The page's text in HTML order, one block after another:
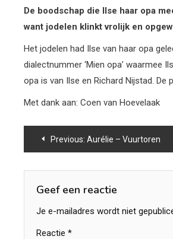
De boodschap die Ilse haar opa
want jodelen klinkt vrolijk en
Het jodelen had Ilse van haar opa
dialectnummer ‘Mien opa’ waarmee
opa is van Ilse en Richard Nijstad.
Met dank aan: Coen van Hoevelaak
Bericht
navigatie
Previous: Aurélie – Vuurtoren
Geef een reactie
Je e-mailadres wordt niet
Reactie *